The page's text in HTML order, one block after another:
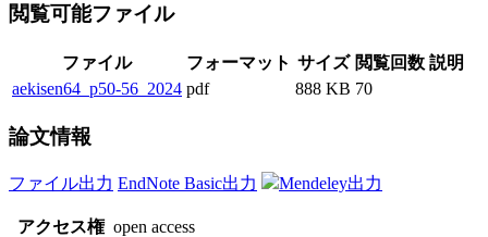
閲覧可能ファイル
ファイル フォーマット サイズ 閲覧回数 説明
aekisen64_p50-56_2024 pdf 888 KB 70
論文情報
ファイル出力 EndNote Basic出力 Mendeley出力
アクセス権 open access